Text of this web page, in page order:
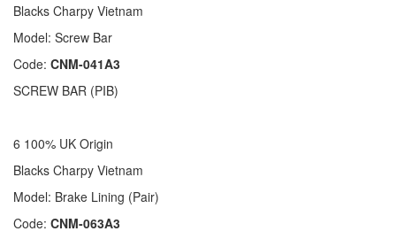
Blacks Charpy Vietnam
Model: Screw Bar
Code: CNM-041A3
SCREW BAR (PIB)
6 100% UK Origin
Blacks Charpy Vietnam
Model: Brake Lining (Pair)
Code: CNM-063A3